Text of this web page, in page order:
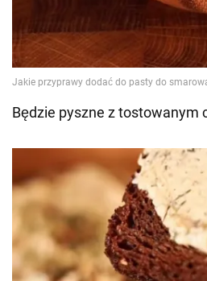
Będzie pyszne z tostowanym